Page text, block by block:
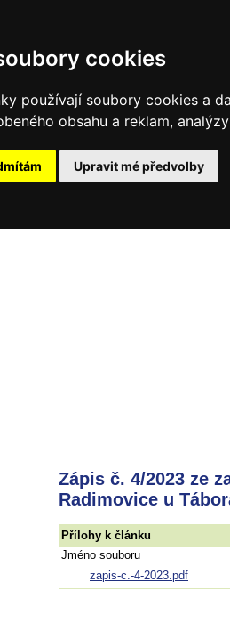
cookies
používají soubory cookies a
obsahu a reklam,
Upravit mé předvolby
Zápis č. 4/2023 ze
Radimovice u
Přílohy k článku
Jméno souboru
zapis-c.-4-2023.pdf